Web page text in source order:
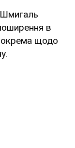
Шмигаль
в
щодо